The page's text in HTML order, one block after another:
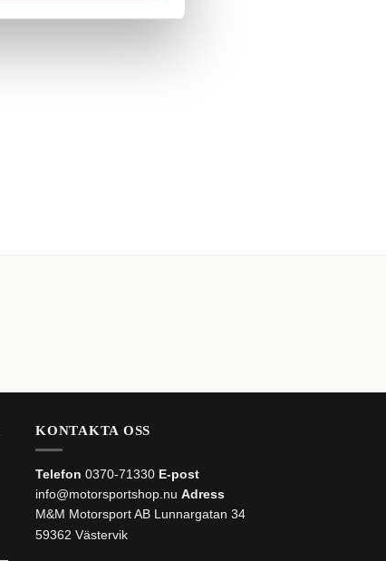
KONTAKTA OSS
Telefon 0370-71330 E-post
info@motorsportshop.nu Adress
M&M Motorsport AB Lunnargatan 34
59362 Västervik